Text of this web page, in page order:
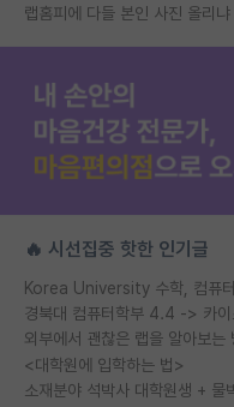
랩홈피에 다들 본인 사진 올리냐
🔥 시선집중 핫한 인기글
외부에서 괜찮은 랩을 알아보는
<대학원에 입학하는 법>
소재분야 석박사 대학원생 + 물